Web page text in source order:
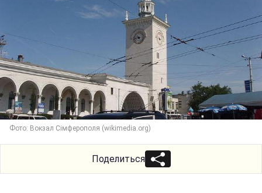
Фото: Вокзал Сімферополя (wikimedia.org)
Поделиться